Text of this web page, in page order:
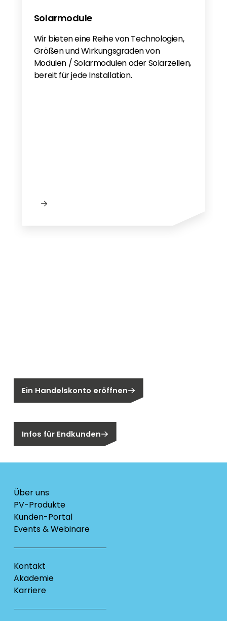
Solarmodule
Wir bieten eine Reihe von Technologien,
Größen und Wirkungsgraden von
Modulen / Solarmodulen oder Solarzellen,
bereit für jede Installation.
Ein Handelskonto eröffnen
Infos für Endkunden
Über uns
PV-Produkte
Kunden-Portal
Events & Webinare
Kontakt
Akademie
Karriere